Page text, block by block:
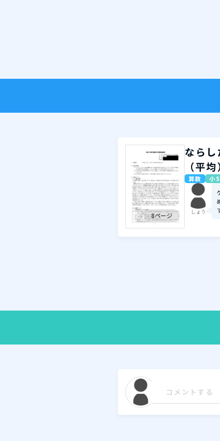
8ページ
なら
（平
算数 小5
しょう